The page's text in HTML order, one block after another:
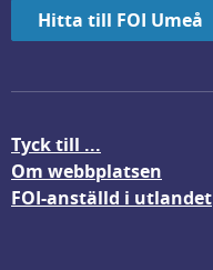
Hitta till FOI Umeå
Tyck till ...
Om webbplatsen
FOI-anställd i utlandet